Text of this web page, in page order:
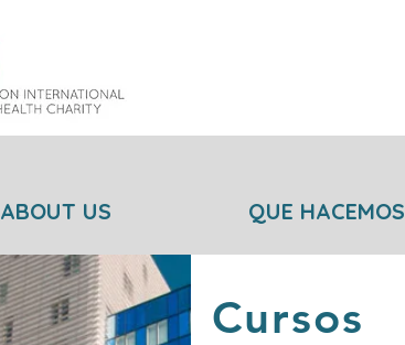
ABOUT US QUE HACEMOS
Cursos